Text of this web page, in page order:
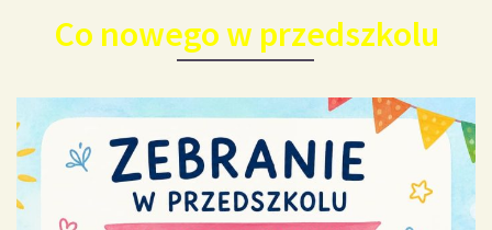
Co nowego w przedszkolu